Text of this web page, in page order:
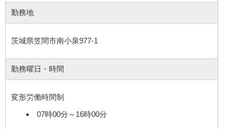
勤務地
茨城県笠間市南小泉977-1
勤務曜日・時間
変形労働時間制
07時00分～16時00分